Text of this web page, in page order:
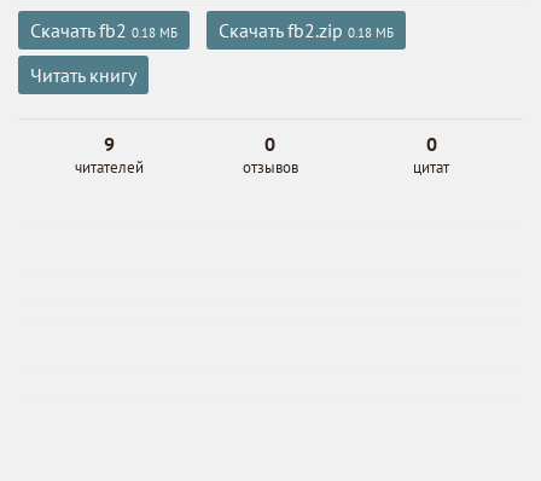
Скачать fb2 0.18 МБ Скачать fb2.zip 0.18 МБ
Читать книгу
9
читателей
0
отзывов
0
цитат